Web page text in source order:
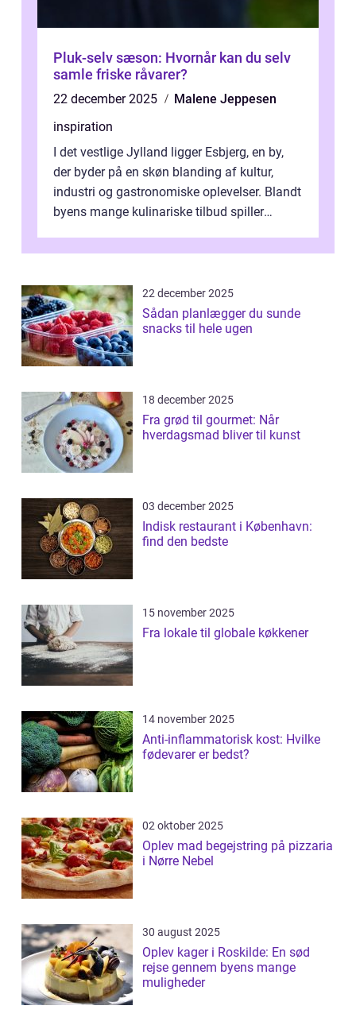
Pluk-selv sæson: Hvornår kan du selv
samle friske råvarer?
22 december 2025
Malene Jeppesen
inspiration
I det vestlige Jylland ligger Esbjerg, en by,
der byder på en skøn blanding af kultur,
industri og gastronomiske oplevelser. Blandt
byens mange kulinariske tilbud spiller
22 december 2025
Sådan planlægger du sunde
snacks til hele ugen
18 december 2025
Fra grød til gourmet: Når
hverdagsmad bliver til kunst
03 december 2025
Indisk restaurant i København:
find den bedste
15 november 2025
Fra lokale til globale køkkener
14 november 2025
Anti-inflammatorisk kost: Hvilke
fødevarer er bedst?
02 oktober 2025
Oplev mad begejstring på pizzaria
i Nørre Nebel
30 august 2025
Oplev kager i Roskilde: En sød
rejse gennem byens mange
muligheder